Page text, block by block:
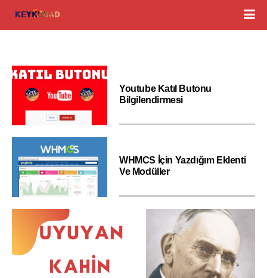
Youtube Katıl Butonu
Bilgilendirmesi
WHMCS İçin Yazdığım Eklenti
Ve Modüller